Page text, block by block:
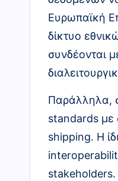
Ευρωπαϊκή
δίκτυο
συνδέονται
Παράλληλα,
standards με
shipping. Η
stakeholders.